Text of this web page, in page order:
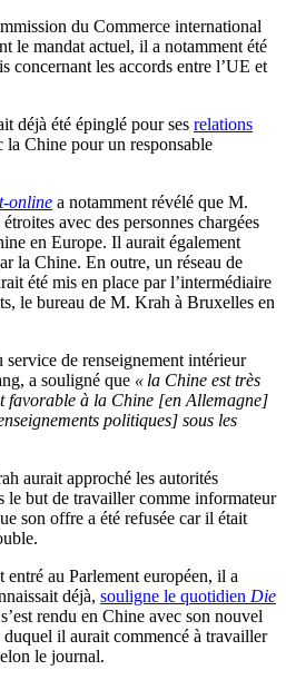
du Commerce international
le mandat actuel, il a notamment été
concernant les accords entre l’UE et
déjà été épinglé pour ses relations
la Chine pour un responsable
t-online a notamment révélé que M.
avec des personnes chargées
en Europe. Il aurait également
la Chine. En outre, un réseau de
été mis en place par l’intermédiaire
le bureau de M. Krah à Bruxelles en
de renseignement intérieur
a souligné que « la Chine est très
favorable à la Chine [en Allemagne]
politiques] sous les
aurait approché les autorités
le but de travailler comme informateur
son offre a été refusée car il était
au Parlement européen, il a
déjà, souligne le quotidien Die
rendu en Chine avec son nouvel
il aurait commencé à travailler
le journal.